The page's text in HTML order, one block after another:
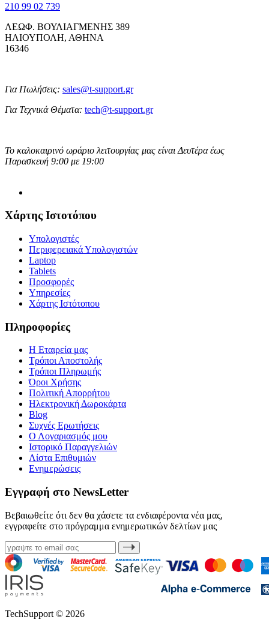
210 99 02 739
ΛΕΩΦ. ΒΟΥΛΙΑΓΜΕΝΗΣ 389
ΗΛΙΟΥΠΟΛΗ, ΑΘΗΝΑ
16346
Για Πωλήσεις: sales@t-support.gr
Για Τεχνικά Θέματα: tech@t-support.gr
Το καλοκαιρινό ωράριο λειτουργίας μας είναι Δευτέρα έως
Παρασκευή 9:00 με 19:00
Χάρτης Ιστοτόπου
Υπολογιστές
Περιφερειακά Υπολογιστών
Laptop
Tablets
Προσφορές
Υπηρεσίες
Χάρτης Ιστότοπου
Πληροφορίες
Η Εταιρεία μας
Τρόποι Αποστολής
Τρόποι Πληρωμής
Όροι Χρήσης
Πολιτική Απορρήτου
Ηλεκτρονική Δωροκάρτα
Blog
Συχνές Ερωτήσεις
Ο Λογαριασμός μου
Ιστορικό Παραγγελιών
Λίστα Επιθυμιών
Ενημερώσεις
Εγγραφή στο NewsLetter
Βεβαιωθείτε ότι δεν θα χάσετε τα ενδιαφέροντα νέα μας,
εγγραφείτε στο πρόγραμμα ενημερωτικών δελτίων μας
TechSupport © 2026